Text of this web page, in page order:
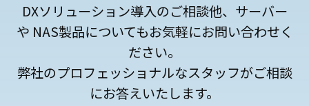
DXソリューション導入のご相談他、サーバー
や NAS製品についてもお気軽にお問い合わせく
ださい。
弊社のプロフェッショナルなスタッフがご相談
にお答えいたします。